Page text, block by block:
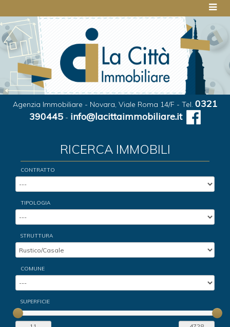
Agenzia Immobiliare - Novara, Viale Roma 14/F - Tel. 0321
390445 - info@lacittaimmobiliare.it
RICERCA IMMOBILI
CONTRATTO
TIPOLOGIA
STRUTTURA
COMUNE
SUPERFICIE